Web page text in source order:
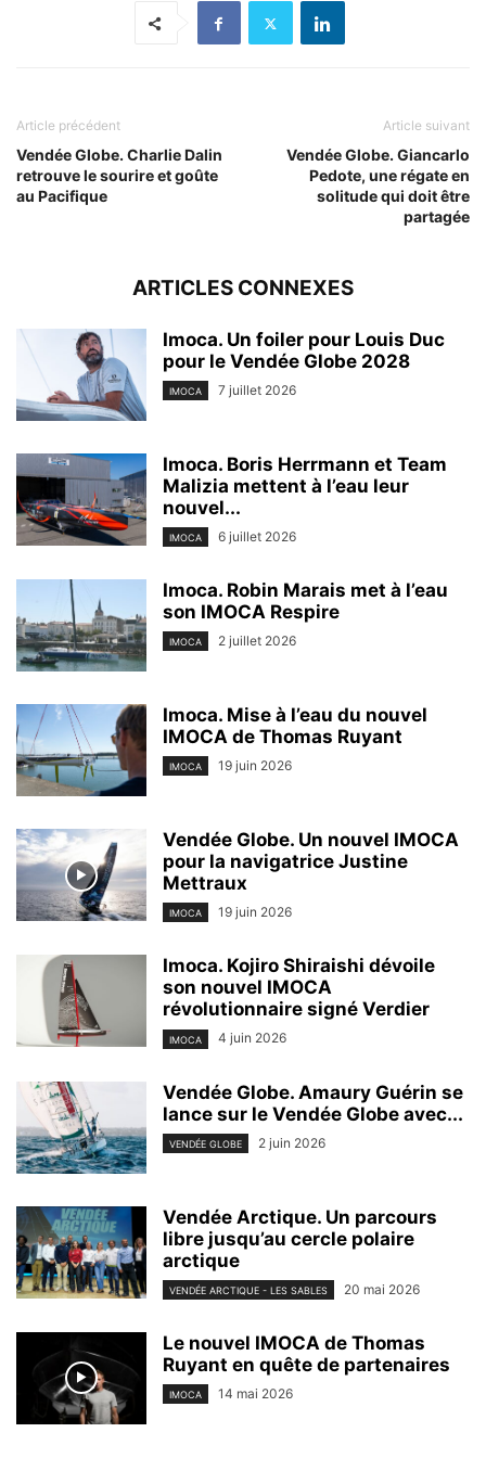
Article précédent
Vendée Globe. Charlie Dalin
retrouve le sourire et goûte
au Pacifique
Article suivant
Vendée Globe. Giancarlo
Pedote, une régate en
solitude qui doit être
partagée
ARTICLES CONNEXES
Imoca. Un foiler pour Louis Duc
pour le Vendée Globe 2028
IMOCA 7 juillet 2026
Imoca. Boris Herrmann et Team
Malizia mettent à l’eau leur
nouvel...
IMOCA 6 juillet 2026
Imoca. Robin Marais met à l’eau
son IMOCA Respire
IMOCA 2 juillet 2026
Imoca. Mise à l’eau du nouvel
IMOCA de Thomas Ruyant
IMOCA 19 juin 2026
Vendée Globe. Un nouvel IMOCA
pour la navigatrice Justine
Mettraux
IMOCA 19 juin 2026
Imoca. Kojiro Shiraishi dévoile
son nouvel IMOCA
révolutionnaire signé Verdier
IMOCA 4 juin 2026
Vendée Globe. Amaury Guérin se
lance sur le Vendée Globe avec...
VENDÉE GLOBE 2 juin 2026
Vendée Arctique. Un parcours
libre jusqu’au cercle polaire
arctique
VENDÉE ARCTIQUE - LES SABLES 20 mai 2026
Le nouvel IMOCA de Thomas
Ruyant en quête de partenaires
IMOCA 14 mai 2026